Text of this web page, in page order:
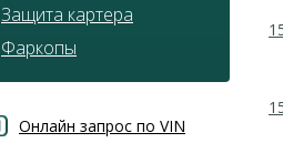
Защита картера
Фаркопы
Онлайн запрос по VIN